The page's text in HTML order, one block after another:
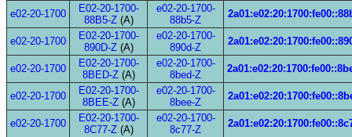
e02-20-1700
E02-20-1700-
88B5-Z(A)
e02-20-1700-
88b5-Z
e02-20-1700
E02-20-1700-
890D-Z(A)
e02-20-1700-
890d-Z
e02-20-1700
E02-20-1700-
8BED-Z(A)
e02-20-1700-
8bed-Z
e02-20-1700
E02-20-1700-
8BEE-Z(A)
e02-20-1700-
8bee-Z
e02-20-1700
E02-20-1700-
8C77-Z(A)
e02-20-1700-
8c77-Z